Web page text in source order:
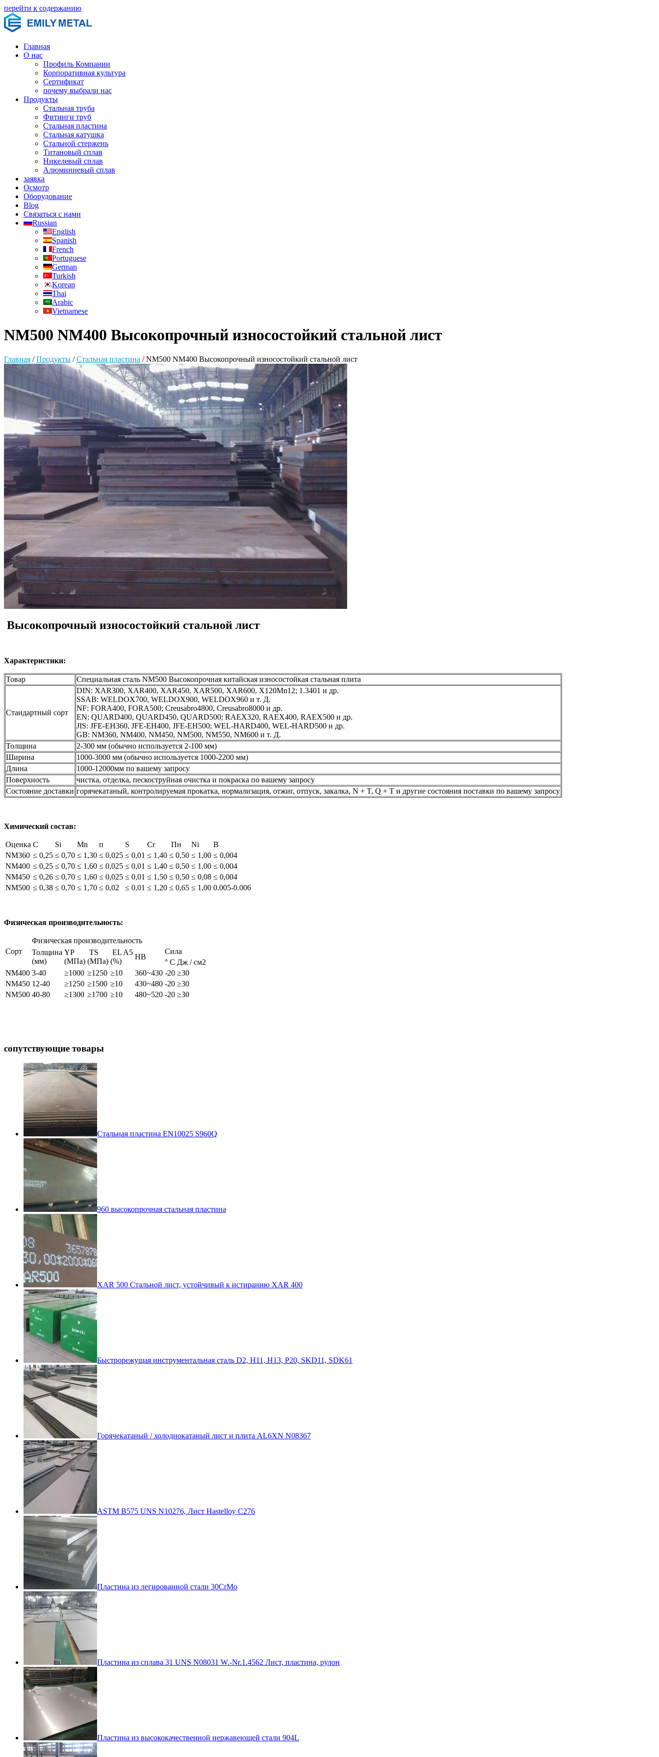
перейти к содержанию
Главная
О нас
Профиль Компании
Корпоративная культура
Сертификат
почему выбрали нас
Продукты
Стальная труба
Фитинги труб
Стальная пластина
Стальная катушка
Стальной стержень
Титановый сплав
Никелевый сплав
Алюминиевый сплав
заявка
Осмотр
Оборудование
Blog
Связаться с нами
Russian
English
Spanish
French
Portuguese
German
Turkish
Korean
Thai
Arabic
Vietnamese
NM500 NM400 Высокопрочный износостойкий стальной лист
Главная /Продукты /Стальная пластина /NM500 NM400 Высокопрочный износостойкий стальной лист
Высокопрочный износостойкий стальной лист
Характеристики:
Товар Специальная сталь NM500 Высокопрочная китайская износостойкая стальная плита
Стандартный сорт
DIN: XAR300, XAR400, XAR450, XAR500, XAR600, X120Mn12; 1.3401 и др.
SSAB: WELDOX700, WELDOX900, WELDOX960 и т. Д.
NF: FORA400, FORA500; Creusabro4800, Creusabro8000 и др.
EN: QUARD400, QUARD450, QUARD500; RAEX320, RAEX400, RAEX500 и др.
JIS: JFE-EH360, JFE-EH400, JFE-EH500; WEL-HARD400, WEL-HARD500 и др.
GB: NM360, NM400, NM450, NM500, NM550, NM600 и т. Д.
Толщина
2-300 мм (обычно используется 2-100 мм)
Ширина
1000-3000 мм (обычно используется 1000-2200 мм)
Длина
1000-12000мм по вашему запросу
Поверхность
чистка, отделка, пескоструйная очистка и покраска по вашему запросу
Состояние доставки горячекатаный, контролируемая прокатка, нормализация, отжиг, отпуск, закалка, N + T, Q + T и другие состояния поставки по вашему запросу
Химический состав:
Оценка C Si Mn п S Cr Пн Ni
B
NM360 ≤ 0,25 ≤ 0,70 ≤ 1,30 ≤ 0,025 ≤ 0,01 ≤ 1,40 ≤ 0,50 ≤ 1,00 ≤ 0,004
NM400 ≤ 0,25 ≤ 0,70 ≤ 1,60 ≤ 0,025 ≤ 0,01 ≤ 1,40 ≤ 0,50 ≤ 1,00 ≤ 0,004
NM450 ≤ 0,26 ≤ 0,70 ≤ 1,60 ≤ 0,025 ≤ 0,01 ≤ 1,50 ≤ 0,50 ≤ 0,08 ≤ 0,004
NM500 ≤ 0,38 ≤ 0,70 ≤ 1,70 ≤ 0,02 ≤ 0,01 ≤ 1,20 ≤ 0,65 ≤ 1,00 0.005-0.006
Физическая производительность:
Сорт
Физическая производительность
Толщина
(мм)
YP
(МПа)
TS
(МПа)
EL A5
(%)
HB
Сила
° C Дж / см2
NM400 3-40 ≥1000 ≥1250 ≥10 360~430 -20 ≥30
NM450 12-40 ≥1250 ≥1500 ≥10 430~480 -20 ≥30
NM500 40-80 ≥1300 ≥1700 ≥10 480~520 -20 ≥30
сопутствующие товары
Стальная пластина EN10025 S960Q
960 высокопрочная стальная пластина
XAR 500 Стальной лист, устойчивый к истиранию XAR 400
Быстрорежущая инструментальная сталь D2, H11, H13, P20, SKD11, SDK61
Горячекатаный / холоднокатаный лист и плита AL6XN N08367
ASTM B575 UNS N10276, Лист Hastelloy C276
Пластина из легированной стали 30CrMo
Пластина из сплава 31 UNS N08031 W.-Nr.1.4562 Лист, пластина, рулон
Пластина из высококачественной нержавеющей стали 904L